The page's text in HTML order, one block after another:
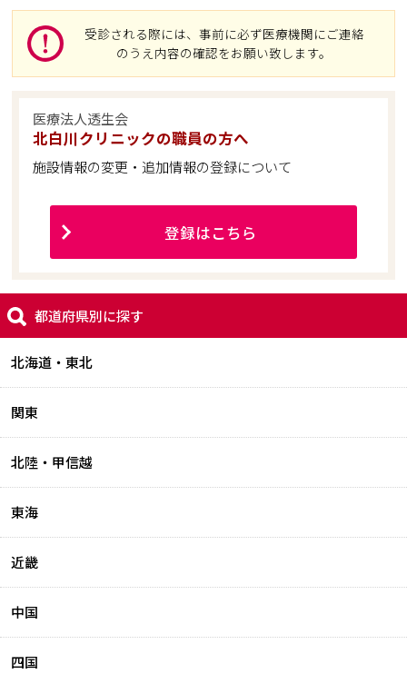
受診される際には、事前に必ず医療機関にご連絡
のうえ内容の確認をお願い致します。
医療法人透生会
北白川クリニックの職員の方へ
施設情報の変更・追加情報の登録について
登録はこちら
都道府県別に探す
北海道・東北
関東
北陸・甲信越
東海
近畿
中国
四国